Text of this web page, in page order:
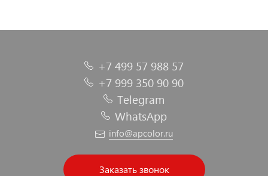
+7 499 57 988 57
+7 999 350 90 90
Telegram
WhatsApp
info@apcolor.ru
Заказать звонок